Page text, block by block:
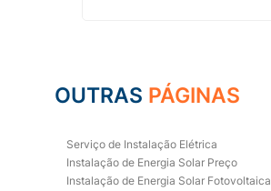
OUTRAS PÁGINAS
Serviço de Instalação Elétrica
Instalação de Energia Solar Preço
Instalação de Energia Solar Fotovoltaica